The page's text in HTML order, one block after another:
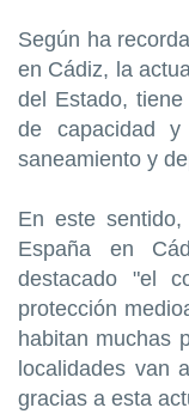
Según ha
en Cádiz, la
del Estado,
de capacidad
saneamiento y
En este
España en
destacado "el
protección
habitan muchas
localidades van
gracias a esta